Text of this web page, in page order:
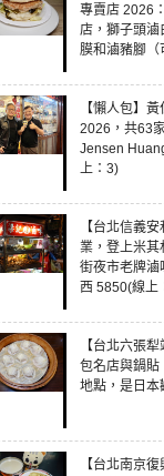
專賣店 2026
店，獅子頭滷
膜和滷豬腳（
【懶人包】
2026，共63
Jensen
上：3)
【台北信義
業，登上米其
街夜市老牌滷
西 5850(線上
【台北六張
包名店與鍋貼
地點，是日本
【台北南京